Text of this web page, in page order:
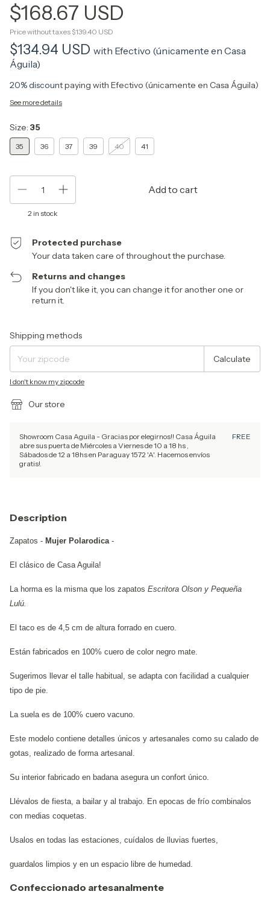
$168.67 USD
Price without taxes $139.40 USD
$134.94 USD with Efectivo (únicamente en Casa
Águila)
20% discountpaying with Efectivo (únicamente en Casa Águila)
See more details
Size: 35
35 36 37 39 40 41
2 in stock
Protected purchase
Your data taken care of throughout the purchase.
Returns and changes
If you don't like it, you can change it for another one or
return it.
Shipping for zipcode:
Shipping methods
Calculate
I don't know my zipcode
Our store
Showroom Casa Aguila - Gracias por elegirnos!! Casa Águila
abre sus puerta de Miércoles a Viernes de 10 a 18 hs ,
Sábados de 12 a 18hs en Paraguay 1572 'A'. Hacemos envíos
gratis!.
FREE
Description
Zapatos - Mujer Polarodica -
El clásico de Casa Aguila!
La horma es la misma que los zapatos Escritora Olson y Pequeña
Lulú.
El taco es de 4,5 cm de altura forrado en cuero.
Están fabricados en 100% cuero de color negro mate.
Sugerimos llevar el talle habitual, se adapta con facilidad a cualquier
tipo de pie.
La suela es de 100% cuero vacuno.
Este modelo contiene detalles únicos y artesanales como su calado de
gotas, realizado de forma artesanal.
Su interior fabricado en badana asegura un confort único.
Llévalos de fiesta, a bailar y al trabajo. En epocas de frío combinalos
con medias coquetas.
Usalos en todas las estaciones, cuídalos de lluvias fuertes,
guardalos limpios y en un espacio libre de humedad.
Confeccionado artesanalmente